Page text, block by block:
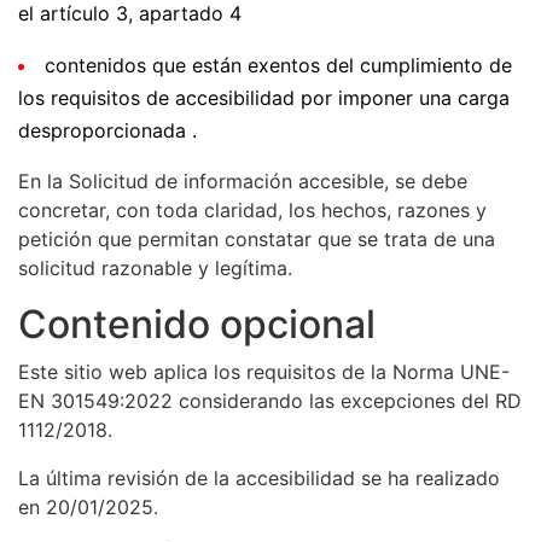
el artículo 3, apartado 4
contenidos que están exentos del cumplimiento de
los requisitos de accesibilidad por imponer una carga
desproporcionada .
En la Solicitud de información accesible, se debe
concretar, con toda claridad, los hechos, razones y
petición que permitan constatar que se trata de una
solicitud razonable y legítima.
Contenido opcional
Este sitio web aplica los requisitos de la Norma UNE-
EN 301549:2022 considerando las excepciones del RD
1112/2018.
La última revisión de la accesibilidad se ha realizado
en 20/01/2025.